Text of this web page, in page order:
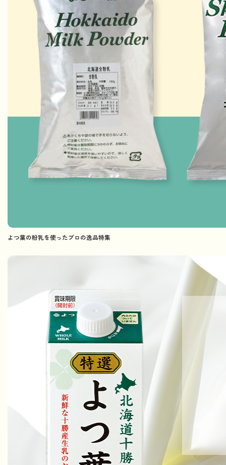
よつ葉の粉乳を使ったプロの逸品特集